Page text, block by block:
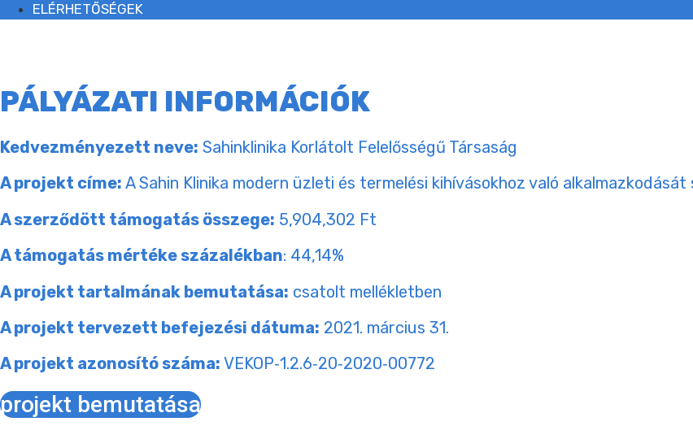
ELÉRHETŐSÉGEK
PÁLYÁZATI INFORMÁCIÓK
Kedvezményezett neve: Sahinklinika Korlátolt Felelősségű Társaság
A projekt címe: A Sahin Klinika modern üzleti és termelési kihívásokhoz való
A szerződött támogatás összege: 5,904,302 Ft
A támogatás mértéke százalékban: 44,14%
A projekt tartalmának bemutatása: csatolt mellékletben
A projekt tervezett befejezési dátuma: 2021. március 31.
A projekt azonosító száma: VEKOP‐1.2.6‐20‐2020‐00772
projekt bemutatása